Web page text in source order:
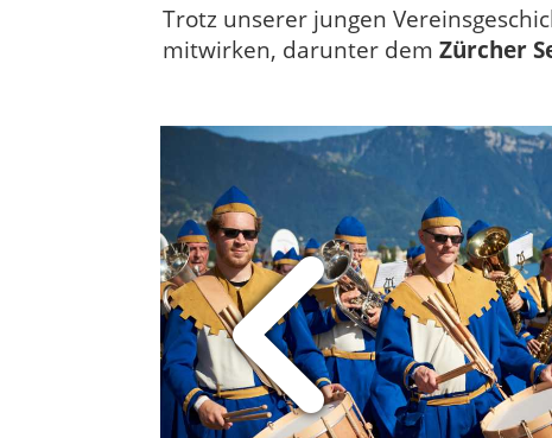
Trotz unserer jungen
mitwirken, darunter dem Zürcher